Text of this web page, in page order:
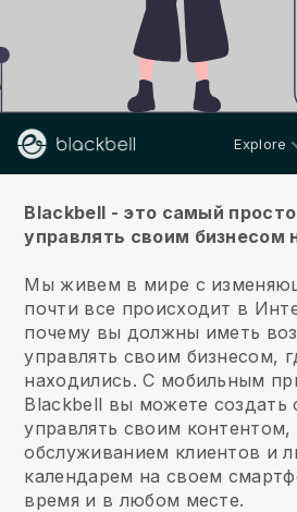
Explore
Blackbell - это самый
управлять своим бизнесом
Мы живем в мире с
почти все происходит в
почему вы должны иметь
управлять своим бизнесом,
находились. С мобильным
Blackbell вы можете создать
управлять своим
обслуживанием клиентов и
календарем на своем
время и в любом месте.